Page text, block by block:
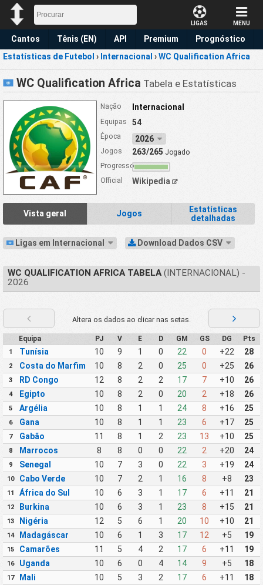
LIGAS MENU
Cantos Tênis (EN) API Premium
Prognóstico
Estatísticas de Futebol › Internacional ›WC Qualification Africa
WC Qualification Africa Tabela e Estatísticas
Nação Internacional
Equipas 54
Época 2026
Jogos 263/265 Jogado
Progresso
Official
Wikipedia
Vista geral Jogos
Estatísticas
detalhadas
Ligas em Internacional Download Dados CSV
WC QUALIFICATION AFRICA TABELA(INTERNACIONAL) -
2026
Altera os dados ao clicar nas setas.
Equipa PJ V E D GM GS DG Pts
1 Tunísia 10 9 1 0 22 0 +22 28
2 Costa do Marfim 10 8 2 0 25 0 +25 26
3 RD Congo 12 8 2 2 17 7 +10 26
4 Egipto 10 8 2 0 20 2 +18 26
5 Argélia 10 8 1 1 24 8 +16 25
6 Gana 10 8 1 1 23 6 +17 25
7 Gabão 11 8 1 2 23 13 +10 25
8 Marrocos 8 8 0 0 22 2 +20 24
9 Senegal 10 7 3 0 22 3 +19 24
10 Cabo Verde 10 7 2 1 16 8 +8 23
11 África do Sul 10 6 3 1 17 6 +11 21
12 Burkina 10 6 3 1 23 8 +15 21
13 Nigéria 12 5 6 1 20 10 +10 21
14 Madagáscar 10 6 1 3 17 12 +5 19
15 Camarões 11 5 4 2 17 6 +11 19
16 Uganda 10 6 0 4 14 9 +5 18
17 Mali 10 5 3 2 17 6 +11 18